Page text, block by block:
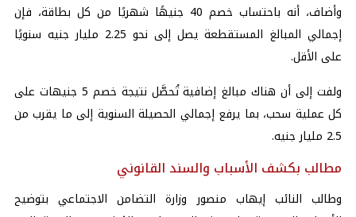
وأضاف، أنه باحتساب خصم 40 جنيهًا شهريًا من كل بطاقة، فإن
إجمالي المبالغ المستقطعة يصل إلى نحو 2.25 مليار جنيه سنويًا
على الأقل.
ولفت إلى أن هناك مبالغ إضافية تُحصَّل نتيجة خصم 5 جنيهات على
كل عملية سحب، بما يرفع إجمالي الحصيلة السنوية إلى ما يقرب من
2.5 مليار جنيه.
مطالب بكشف الأسباب والسند القانوني
وطالب النائب إيهاب منصور وزارة التضامن الاجتماعي بتوضيح